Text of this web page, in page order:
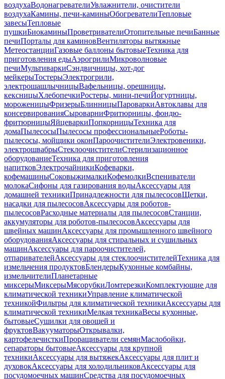
воздухаВодонагревателиУвлажнители, очистители
воздухаКамины, печи-каминыОбогревателиТепловые
завесыТепловые
пушкиБиокаминыПроветривателиОтопительные печиБанные
печиПорталы для каминовВентиляторы вытяжные
МетеостанцииГазовые баллоны бытовыеТехника для
приготовления едыАэрогрилиМикроволновые
печиМультиваркиСэндвичницы, хот-дог
мейкерыТостерыЭлектрогрили,
электрошашлычницыВафельницы, орешницы,
кексницыХлебопечкиРостеры, мини-печиЙогуртницы,
мороженицыФризерыБлинницыПароваркиАвтоклавы для
консервированияСыроварниФритюрницы, фондю-
фритюрницыЯйцеваркиПопкорницыТехника для
домаПылесосыПылесосы профессиональныеРоботы-
пылесосы, мойщики оконПароочистителиЭлектровеники,
электрошвабрыСтеклоочистителиСтерилизационное
оборудованиеТехника для приготовления
напитковЭлектрочайникиКофеварки,
кофемашиныСоковыжималкиКофемолкиВспениватели
молокаСифоны для газирования водыАксессуары для
домашней техникиПринадлежности для пылесосовЩетки,
насадки для пылесосовАксессуары для роботов-
пылесосовРасходные материалы для пылесосовСтанции,
аккумуляторы для роботов-пылесосовАксессуары для
швейных машинАксессуары для промышленного швейного
оборудованияАксессуары для стиральных и сушильных
машинАксессуары для пароочистителей,
отпаривателейАксессуары для стеклоочистителейТехника для
измельчения продуктовБлендерыКухонные комбайны,
измельчителиПланетарные
миксерыМиксерыМясорубкиЛомтерезкиКомплектующие для
климатической техникиУправление климатической
техникойФильтры для климатической техникиАксессуары для
климатической техникиМелкая техникаВесы кухонные,
бытовыеСушилки для овощей и
фруктовВакууматорыОткрывалки,
картофелечисткиПроращиватели семянМаслобойки,
сепараторы бытовыеАксессуары для крупной
техникиАксессуары для вытяжекАксессуары для плит и
духовокАксессуары для холодильниковАксессуары для
посудомоечных машинСредства для посудомоечных